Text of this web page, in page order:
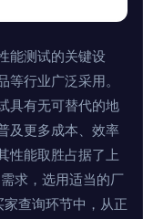
能测试的关键设
行业广泛采用。
具有无可替代的地
及更多成本、效率
性能取胜占据了上
求，选用适当的厂
查询环节中，从正